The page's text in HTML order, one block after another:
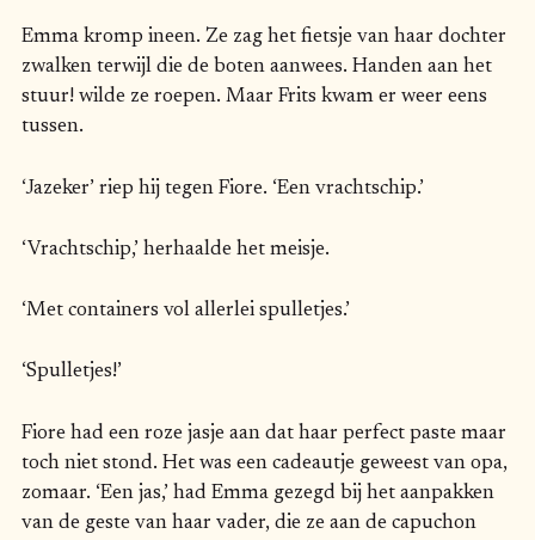
Emma kromp ineen. Ze zag het fietsje van haar dochter
zwalken terwijl die de boten aanwees. Handen aan het
stuur! wilde ze roepen. Maar Frits kwam er weer eens
tussen.
‘Jazeker’ riep hij tegen Fiore. ‘Een vrachtschip.’
‘Vrachtschip,’ herhaalde het meisje.
‘Met containers vol allerlei spulletjes.’
‘Spulletjes!’
Fiore had een roze jasje aan dat haar perfect paste maar
toch niet stond. Het was een cadeautje geweest van opa,
zomaar. ‘Een jas,’ had Emma gezegd bij het aanpakken
van de geste van haar vader, die ze aan de capuchon